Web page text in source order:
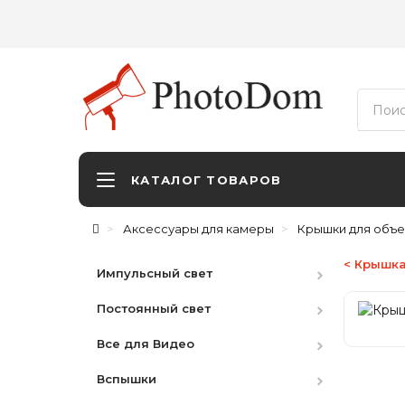
КАТАЛОГ ТОВАРОВ
Аксессуары для камеры Крышки для
Импульсный свет
Студийные вспышки
Наборы
Аксессуары
Постоянный свет
HMI
LED студийный
Все для Видео
Видоискатели
Вспышки
<